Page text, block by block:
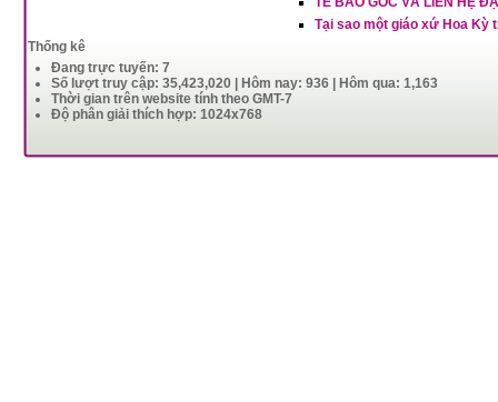
Tại sao một giáo xứ Hoa Kỳ
Thống kê
Đang trực tuyến: 7
Số lượt truy cập: 35,423,020 | Hôm nay: 936 | Hôm qua: 1,163
Thời gian trên website tính theo GMT-7
Độ phân giải thích hợp: 1024x768